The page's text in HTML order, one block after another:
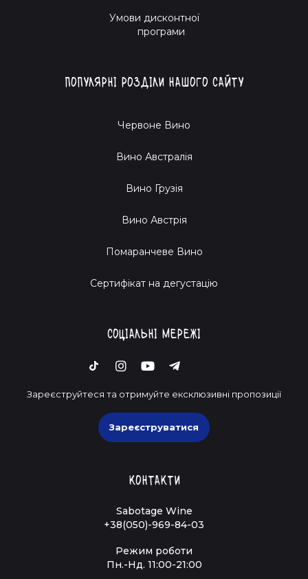
Умови дисконтної
програми
Популярні розділи нашого сайту
Червоне Вино
Вино Австралія
Вино Грузія
Вино Австрія
Помаранчеве Вино
Cертифікат на дегустацію
Соціальні мережі
Зареєструйтеся та отримуйте ексклюзивні пропозиції
Зареєструватися
Контакти
Sabotage Wine
+38(050)-969-84-03
Режим роботи
Пн.-Нд. 11:00-21:00